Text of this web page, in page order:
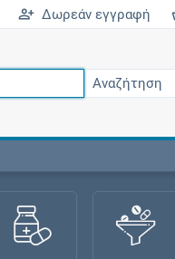
Δωρεάν εγγραφή